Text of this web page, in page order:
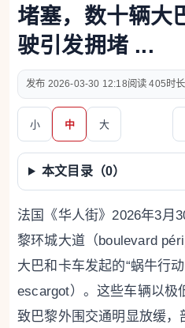
堵塞，数十辆大
驶引发拥堵 ...
2026-03-30 12:18 405
小 中 大
本文目录（0）
法国《华人街》2026年3月
黎环城大道（boulevard
大巴和卡车发起的“蜗牛行
escargot）。这些车辆以极
致巴黎外围交通明显放缓，